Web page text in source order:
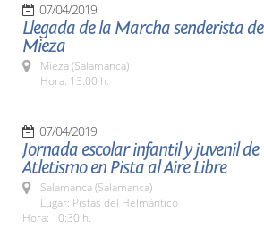
07/04/2019
Llegada de la Marcha senderista de
Mieza
Mieza (Salamanca)
Hora: 13:00 h.
07/04/2019
Jornada escolar infantil y juvenil de
Atletismo en Pista al Aire Libre
Salamanca (Salamanca)
Lugar: Pistas del Helmántico
Hora: 10:30 h.